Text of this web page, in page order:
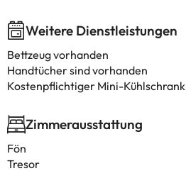
Weitere Dienstleistungen
Bettzeug vorhanden
Handtücher sind vorhanden
Kostenpflichtiger Mini-Kühlschrank
Zimmerausstattung
Fön
Tresor